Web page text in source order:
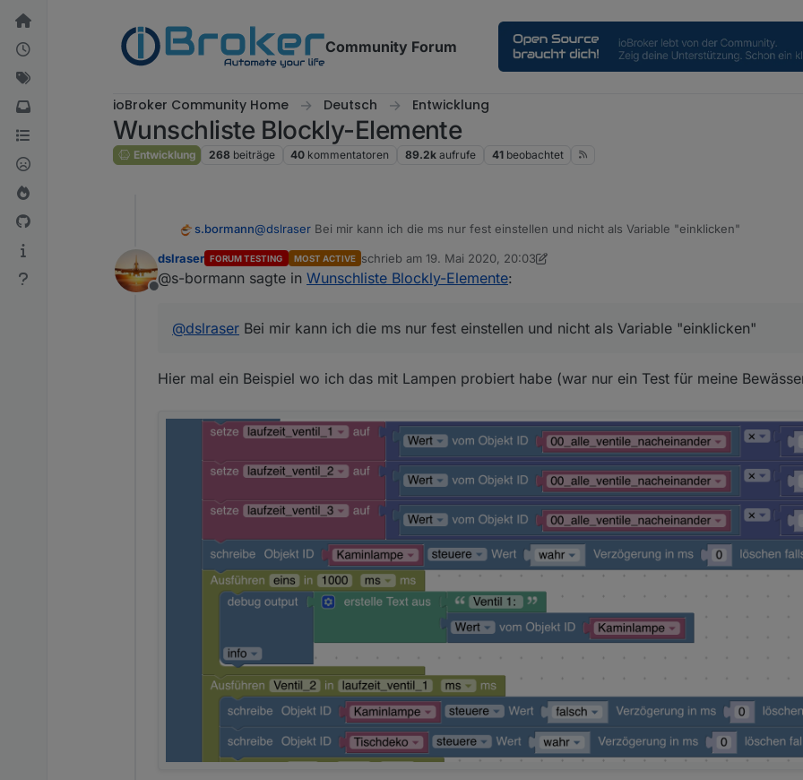
Weiter zum Inhalt
Community Forum
ioBroker Community Home Deutsch Entwicklung
Wunschliste Blockly-Elemente
Entwicklung 268 beiträge 40 kommentatoren 89.2k aufrufe 41 beobachtet
s.bormann@dslraser Bei mir kann ich die ms nur fest einstellen und nicht als Variable "einklicken"
Offline
dslraser FORUM TESTING MOST ACTIVE schrieb am19. Mai 2020, 20:03
zuletzt editiert von dslraser
@s-bormann sagte in Wunschliste Blockly-Elemente:
@dslraser Bei mir kann ich die ms nur fest einstellen und nicht als Variable "einklicken"
Hier mal ein Beispiel wo ich das mit Lampen probiert habe (war nur ein Test für meine